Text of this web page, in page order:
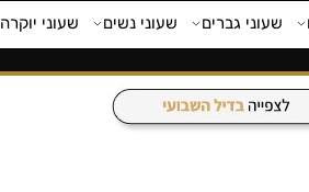
שעוני גברים שעוני נשים שעוני יוקרה